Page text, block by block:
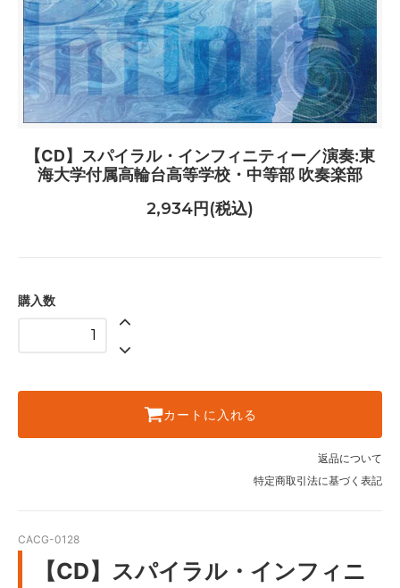
【CD】スパイラル・インフィニティー／演奏:東
海大学付属高輪台高等学校・中等部 吹奏楽部
2,934円(税込)
購入数
カートに入れる
返品について
特定商取引法に基づく表記
CACG-0128
【CD】スパイラル・インフィニ